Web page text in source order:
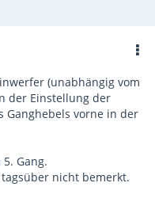
(unabhängig vom
der Einstellung der
Ganghebels vorne in der
Gang.
nicht bemerkt.